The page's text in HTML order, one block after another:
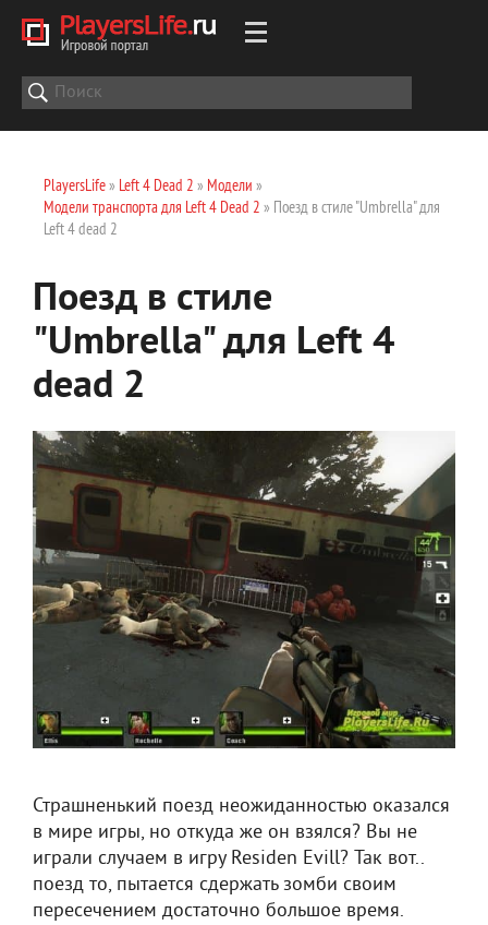
PlayersLife» Left 4 Dead 2 » Модели »
Модели транспорта для Left 4 Dead 2 » Поезд в стиле "Umbrella" для
Left 4 dead 2
Поезд в стиле
"Umbrella" для Left 4
dead 2
Страшненький поезд неожиданностью оказался
в мире игры, но откуда же он взялся? Вы не
играли случаем в игру Residen Evill? Так вот..
поезд то, пытается сдержать зомби своим
пересечением достаточно большое время.